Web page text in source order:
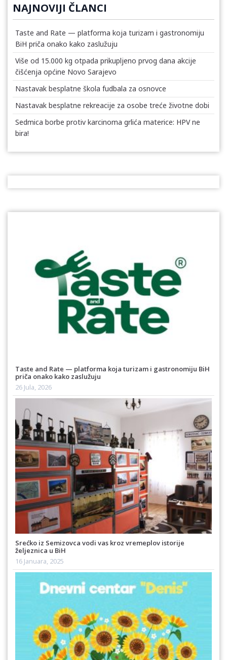
NAJNOVIJI ČLANCI
Taste and Rate — platforma koja turizam i gastronomiju
BiH priča onako kako zaslužuju
Više od 15.000 kg otpada prikupljeno prvog dana akcije
čišćenja općine Novo Sarajevo
Nastavak besplatne škola fudbala za osnovce
Nastavak besplatne rekreacije za osobe treće životne dobi
Sedmica borbe protiv karcinoma grlića materice: HPV ne
bira!
Taste and Rate — platforma koja turizam i gastronomiju BiH
priča onako kako zaslužuju
26 Jula, 2026
Srećko iz Semizovca vodi vas kroz vremeplov istorije
željeznica u BiH
16 Januara, 2025